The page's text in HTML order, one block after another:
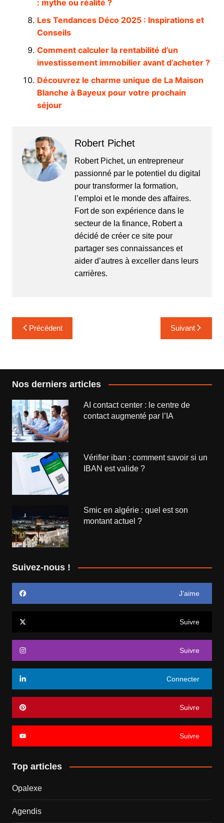
: mythe ou réalité ?
Les Tendances Déco 2025 : Inspirations et
Conseils
Comment calculer la rentabilité d’un
investissement immobilier avant d’acheter ?
Découvrez le charme unique de La Maison
Blanche à Bayeux pour votre prochain
séjour
Robert Pichet
Robert Pichet, un entrepreneur
passionné par le potentiel du digital
pour transformer la formation,
l’emploi et le monde des affaires.
Fort de son expérience dans le
secteur de la finance, Robert a
décidé de créer ce site pour
partager ses connaissances et
aider d’autres à exceller dans leurs
carrières.
Navigation
de
Précédent Suivant
Nos derniers articles
AI contact center : le centre de
contact augmenté par l’IA
Vérifier iban : comment savoir si un
IBAN est valide ?
Smic en algérie : quel est son
montant actuel ?
Suivez-nous !
J’aime
Suivre
Suivre
Connecter
Suivre
Suivre
Top articles
Opalexe
Agendis